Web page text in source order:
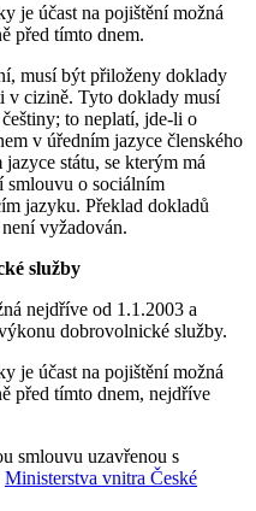
je účast na pojištění možná
před tímto dnem.
musí být přiloženy doklady
v cizině. Tyto doklady musí
to neplatí, jde-li o
v úředním jazyce členského
státu, se kterým má
smlouvu o sociálním
jazyku. Překlad dokladů
vyžadován.
služby
nejdříve od 1.1.2003 a
dobrovolnické služby.
je účast na pojištění možná
před tímto dnem, nejdříve
smlouvu uzavřenou s
Ministerstva vnitra České